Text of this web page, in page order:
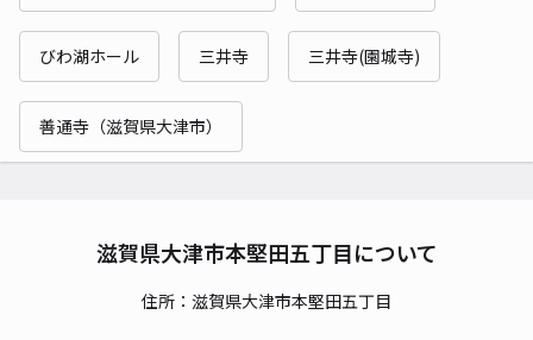
びわ湖ホール 三井寺 三井寺(園城寺)
善通寺（滋賀県大津市）
滋賀県大津市本堅田五丁目について
住所：滋賀県大津市本堅田五丁目